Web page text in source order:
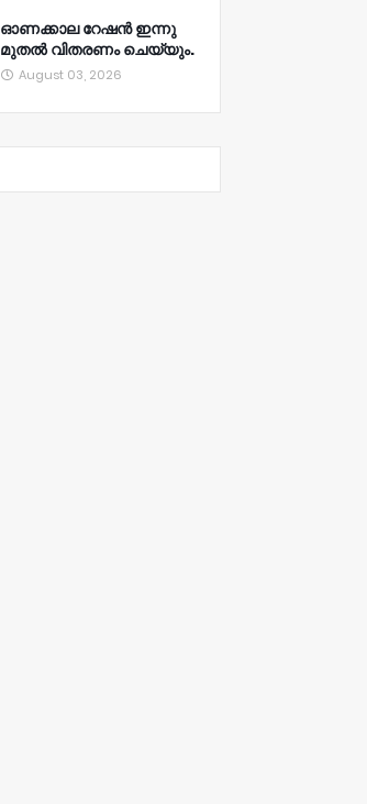
ഓണക്കാല റേഷൻ ഇന്നു
മുതല്‍ വിതരണം ചെയ്യും.
August 03, 2026